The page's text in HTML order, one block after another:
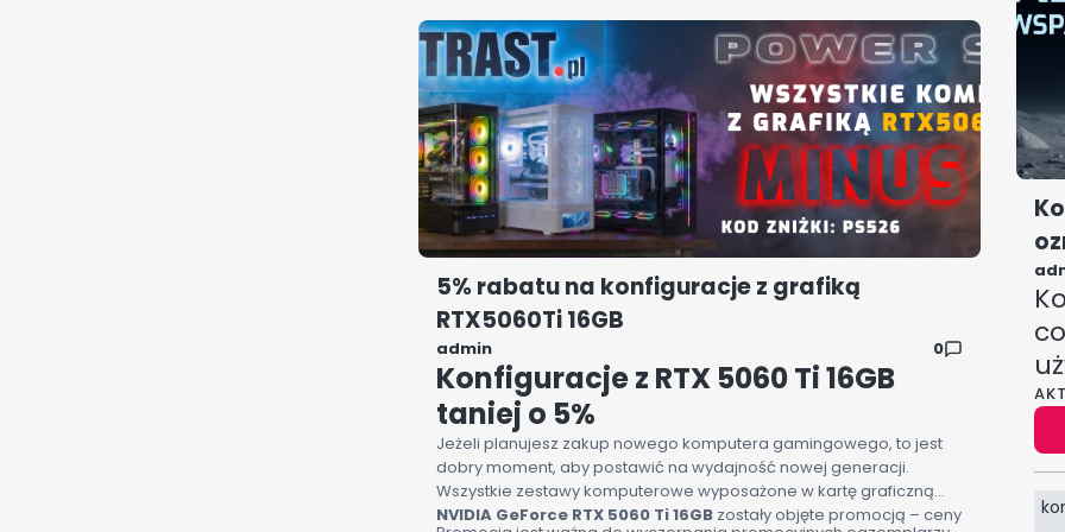
prostym językiem wyjaśnimy, jak wybrać komputer gamingowy,
który posłuży Ci przez lata.
5% rabatu na konfiguracje z grafiką
RTX5060Ti 16GB
Konfiguracje z RTX 5060 Ti 16GB
taniej o 5%
Jeżeli planujesz zakup nowego komputera gamingowego, to jest
dobry moment, aby postawić na wydajność nowej generacji.
Wszystkie zestawy komputerowe wyposażone w kartę graficzną
NVIDIA GeForce RTX 5060 Ti 16GB zostały objęte promocją – ceny
admin 0